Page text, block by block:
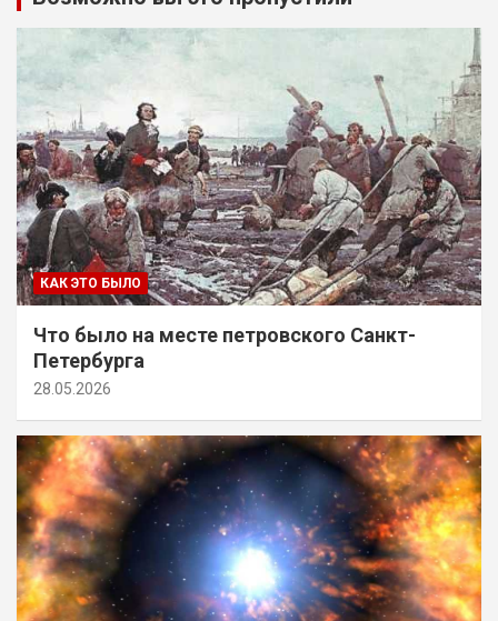
КАК ЭТО БЫЛО
Что было на месте петровского Санкт-
Петербурга
28.05.2026